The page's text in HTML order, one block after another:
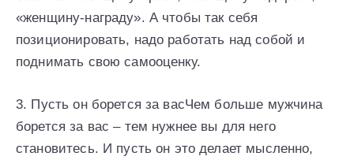
«женщину-награду». А чтобы так себя
позиционировать, надо работать над собой и
поднимать свою самооценку.
3. Пусть он борется за васЧем больше мужчина
борется за вас – тем нужнее вы для него
становитесь. И пусть он это делает мысленно,